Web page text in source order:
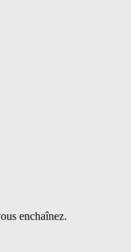
enchaînez.